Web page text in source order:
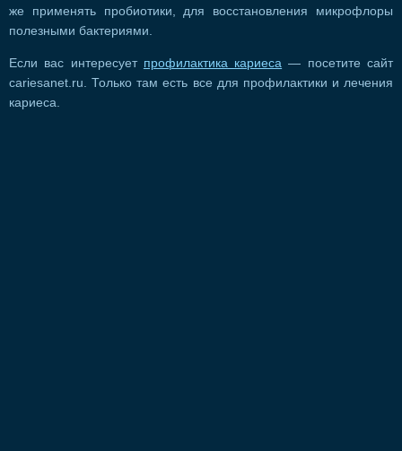
же применять пробиотики, для восстановления микрофлоры
полезными бактериями.
Если вас интересует профилактика кариеса — посетите сайт
cariesanet.ru. Только там есть все для профилактики и лечения
кариеса.